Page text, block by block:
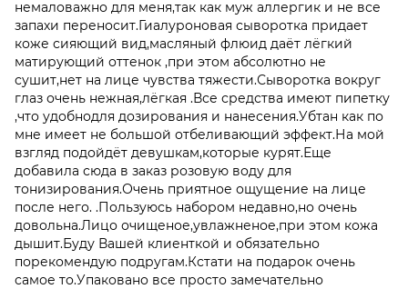
немаловажно для меня,так как муж аллергик и не все
запахи переносит.Гиалуроновая сыворотка придает
коже сияющий вид,масляный флюид даёт лёгкий
матирующий оттенок ,при этом абсолютно не
сушит,нет на лице чувства тяжести.Сыворотка вокруг
глаз очень нежная,лёгкая .Все средства имеют пипетку
,что удобнодля дозирования и нанесения.Убтан как по
мне имеет не большой отбеливающий эффект.На мой
взгляд подойдёт девушкам,которые курят.Еще
добавила сюда в заказ розовую воду для
тонизирования.Очень приятное ощущение на лице
после него. .Пользуюсь набором недавно,но очень
довольна.Лицо очищеное,увлажненое,при этом кожа
дышит.Буду Вашей клиенткой и обязательно
порекомендую подругам.Кстати на подарок очень
самое то.Упаковано все просто замечательно